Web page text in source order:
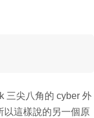
三尖八角的 cyber 外
以這樣說的另一個原